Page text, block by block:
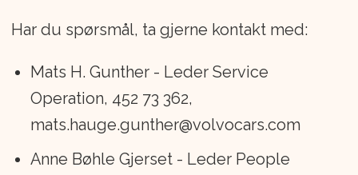
Har du spørsmål, ta gjerne kontakt med:
Mats H. Gunther - Leder Service
Operation, 452 73 362,
mats.hauge.gunther@volvocars.com
Anne Bøhle Gjerset - Leder People